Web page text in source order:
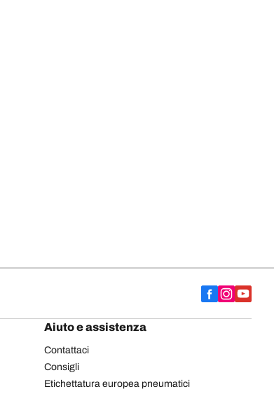
Aiuto e assistenza
Contattaci
Consigli
Etichettatura europea pneumatici